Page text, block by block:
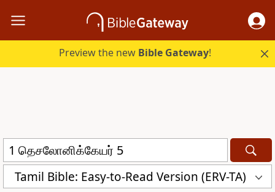
Preview the new Bible Gateway!
Tamil Bible: Easy-to-Read Version (ERV-TA)